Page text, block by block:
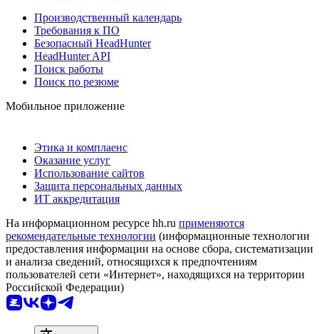
Производственный календарь
Требования к ПО
Безопасный HeadHunter
HeadHunter API
Поиск работы
Поиск по резюме
Мобильное приложение
Этика и комплаенс
Оказание услуг
Использование сайтов
Защита персональных данных
ИТ аккредитация
На информационном ресурсе hh.ru применяются
рекомендательные технологии (информационные технологии
предоставления информации на основе сбора, систематизации
и анализа сведений, относящихся к предпочтениям
пользователей сети «Интернет», находящихся на территории
Российской Федерации)